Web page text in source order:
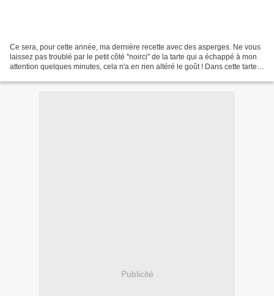
Ce sera, pour cette année, ma dernière recette avec des asperges. Ne vous
laissez pas troublé par le petit côté "noirci" de la tarte qui a échappé à mon
attention quelques minutes, cela n'a en rien altéré le goût ! Dans cette tarte
Publicité